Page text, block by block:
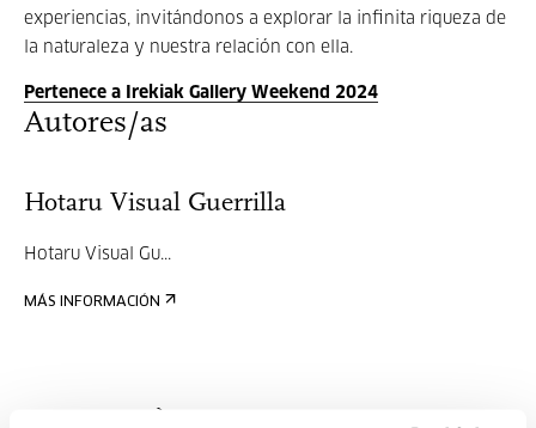
experiencias, invitándonos a explorar la infinita riqueza de
la naturaleza y nuestra relación con ella.
Pertenece a Irekiak Gallery Weekend 2024
Autores/as
Hotaru Visual Guerrilla
Hotaru Visual Gu...
MÁS INFORMACIÓN